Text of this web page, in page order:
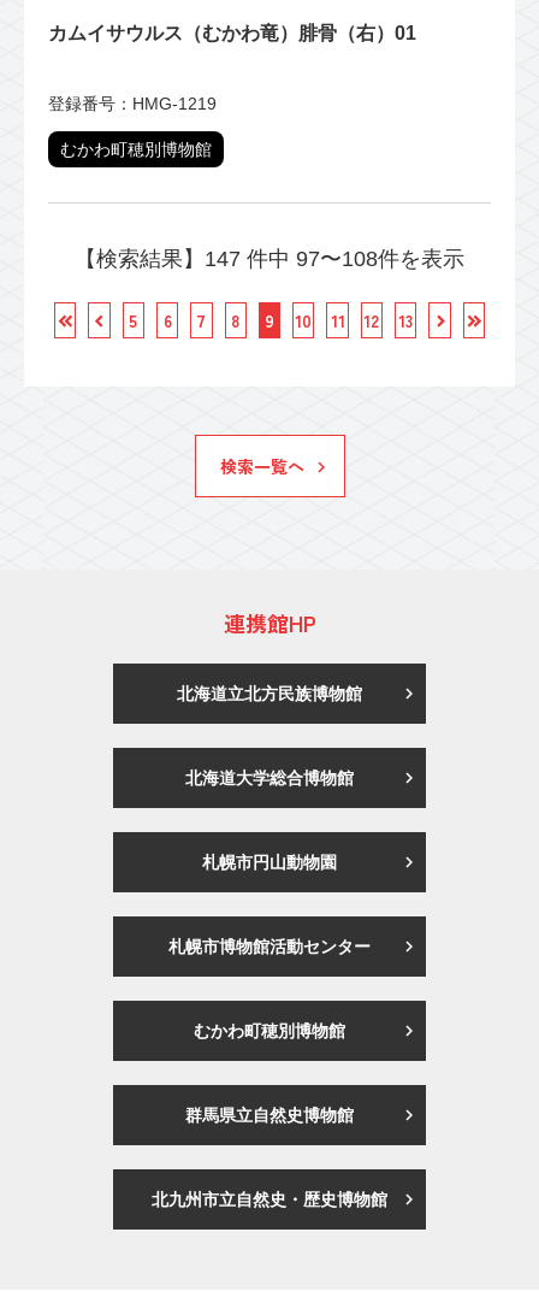
カムイサウルス（むかわ竜）腓骨（右）01
登録番号：HMG-1219
むかわ町穂別博物館
【検索結果】147 件中 97〜108件を表示
5 6 7 8 9 10 11 12 13
検索一覧へ
連携館HP
北海道立北方民族博物館
北海道大学総合博物館
札幌市円山動物園
札幌市博物館活動センター
むかわ町穂別博物館
群馬県立自然史博物館
北九州市立自然史・歴史博物館